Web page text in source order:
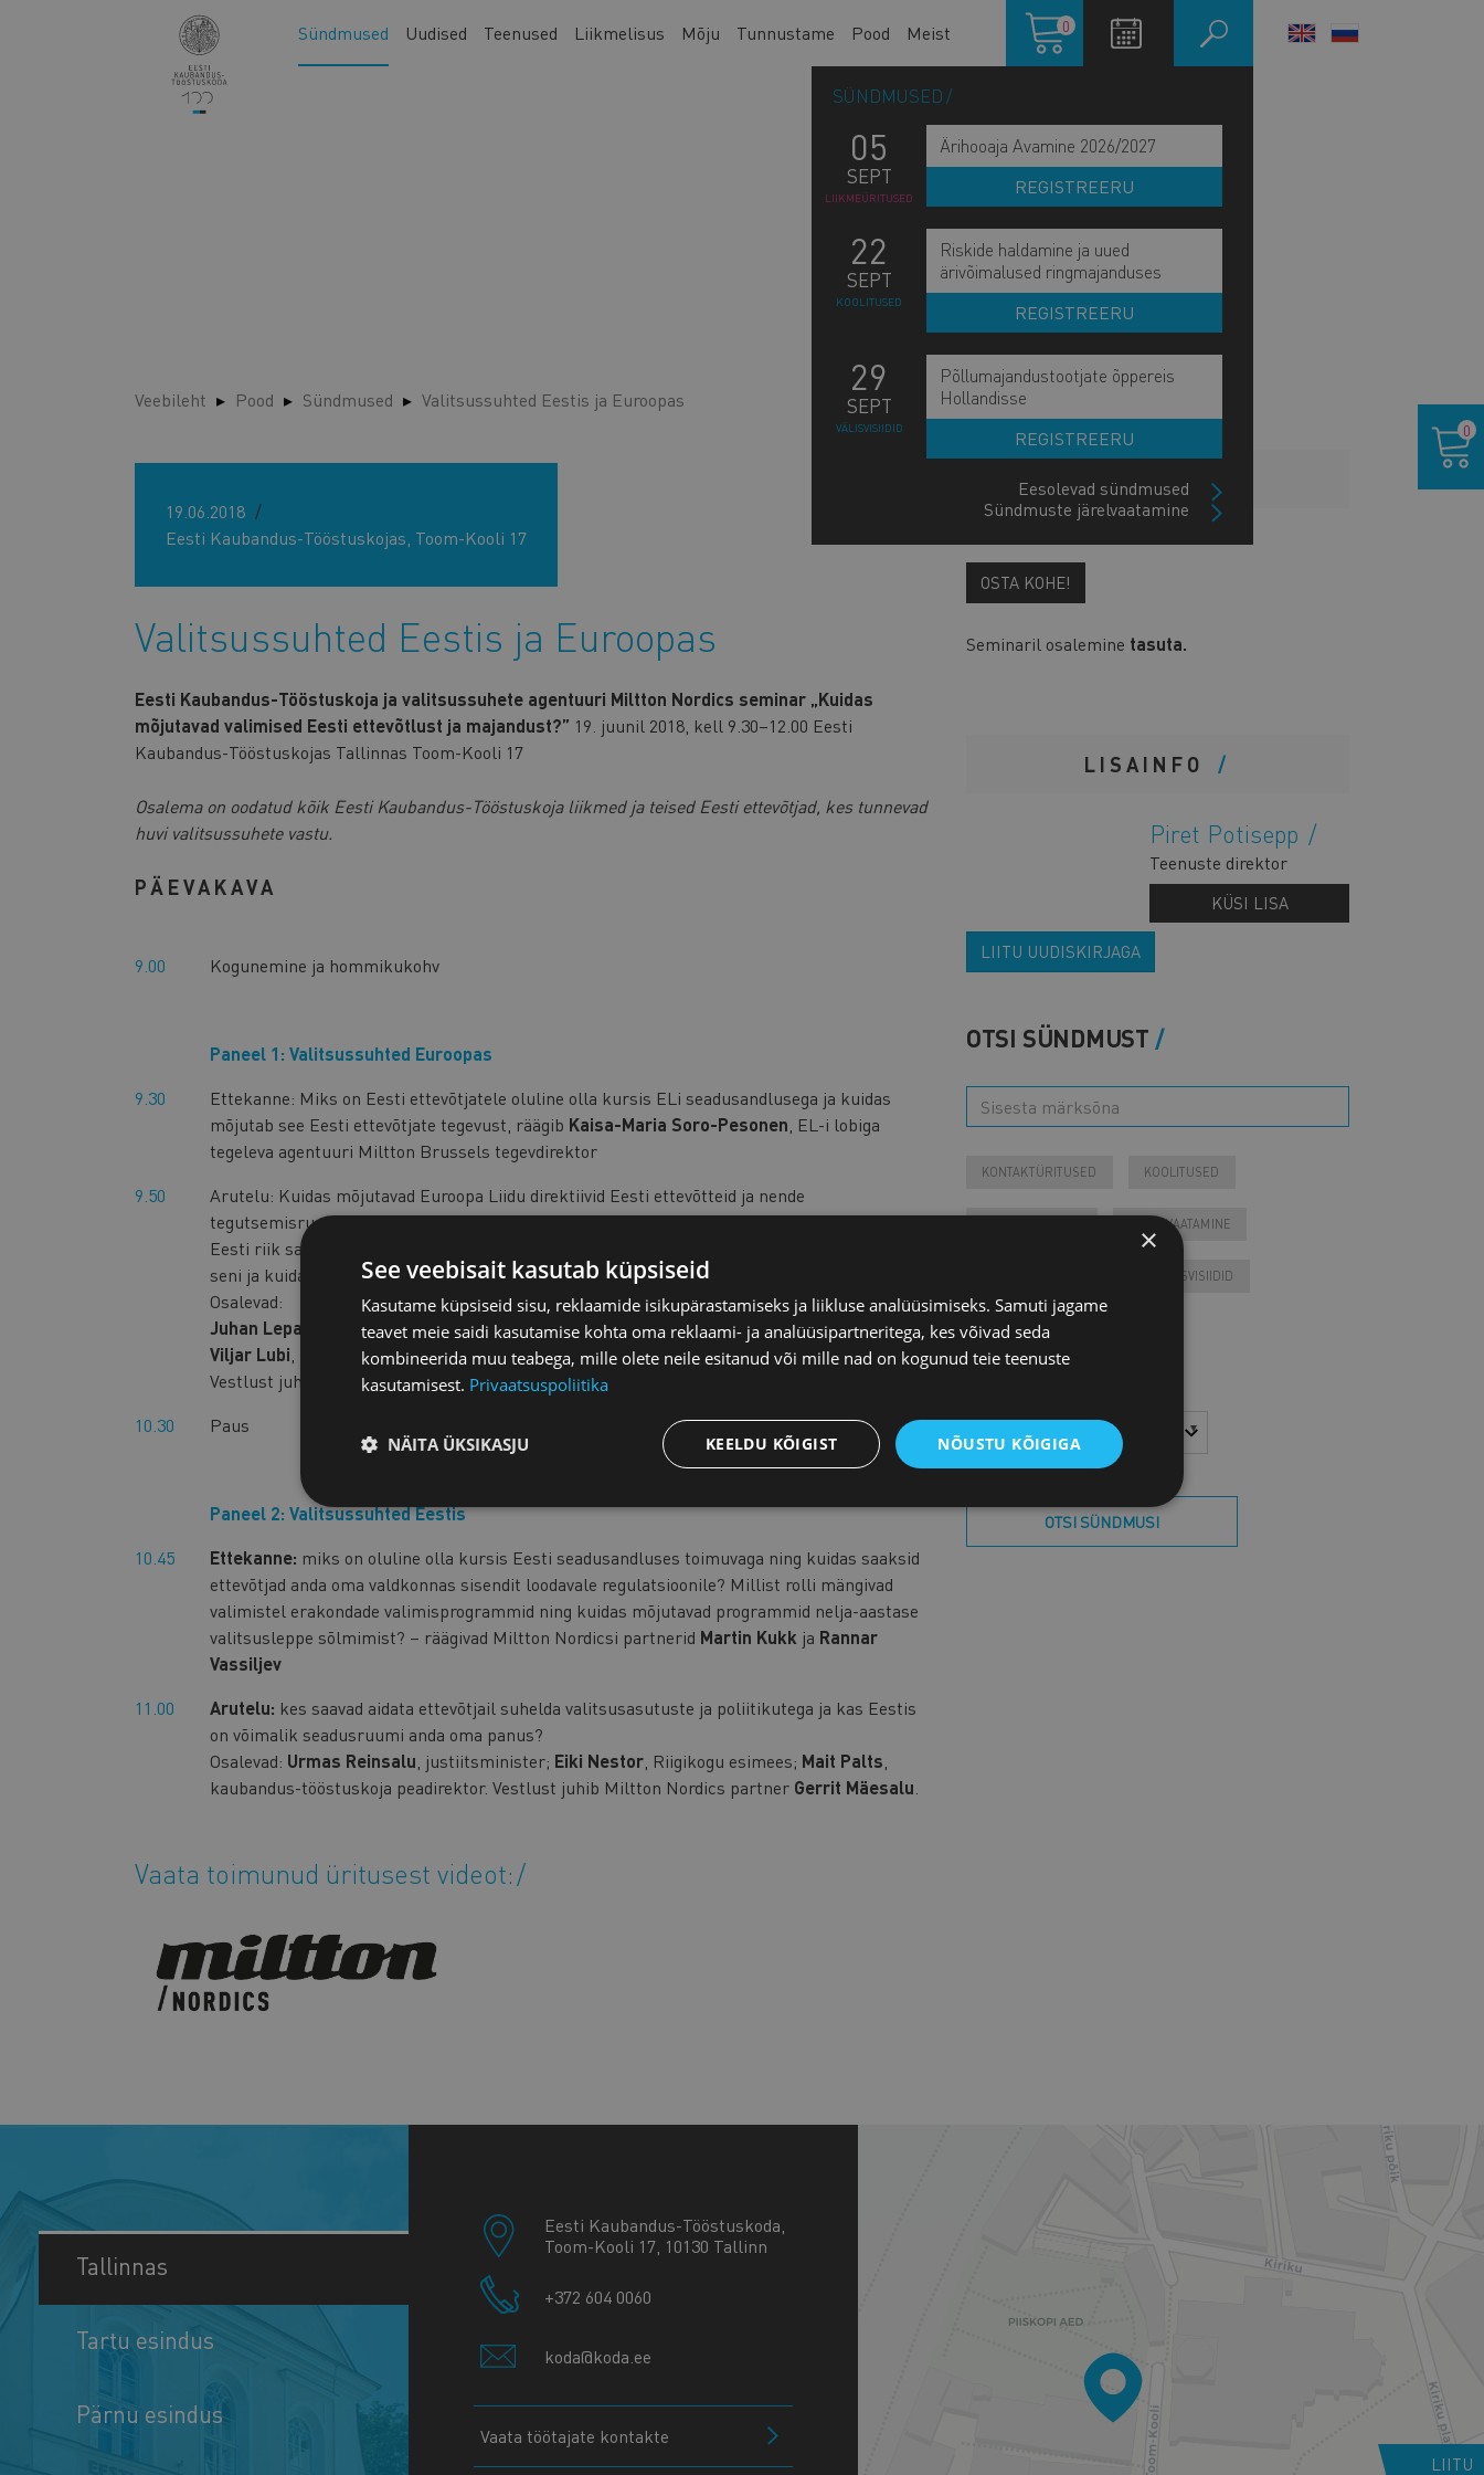
Main
navigation
Sündmused Uudised Teenused Liikmelisus Mõju Tunnustame Pood Meist
Ostukorv
0
SÜNDMUSED
05
SEPT
LIIKMEÜRITUSED
Ärihooaja Avamine 2026/2027
REGISTREERU
22
SEPT
KOOLITUSED
Riskide haldamine ja uued
ärivõimalused ringmajanduses
REGISTREERU
29
SEPT
VÄLISVISIIDID
Põllumajandustootjate õppereis
Hollandisse
REGISTREERU
Eesolevad sündmused
Sündmuste järelvaatamine
LANGUAGE
Veebileht Pood Sündmused Valitsussuhted Eestis ja Euroopas
19.06.2018
Eesti Kaubandus-Tööstuskojas, Toom-Kooli 17
Valitsussuhted Eestis ja Euroopas
Eesti Kaubandus-Tööstuskoja ja valitsussuhete agentuuri Miltton Nordics seminar „Kuidas
mõjutavad valimised Eesti ettevõtlust ja majandust?” 19. juunil 2018, kell 9.30–12.00 Eesti
Kaubandus-Tööstuskojas Tallinnas Toom-Kooli 17
Osalema on oodatud kõik Eesti Kaubandus-Tööstuskoja liikmed ja teised Eesti ettevõtjad, kes tunnevad
huvi valitsussuhete vastu.
PÄEVAKAVA
9.00 Kogunemine ja hommikukohv
Paneel 1: Valitsussuhted Euroopas
9.30
Ettekanne: Miks on Eesti ettevõtjatele oluline olla kursis ELi seadusandlusega ja kuidas
mõjutab see Eesti ettevõtjate tegevust, räägib Kaisa-Maria Soro-Pesonen , EL-i lobiga
tegeleva agentuuri Miltton Brussels tegevdirektor
9.50
Arutelu: Kuidas mõjutavad Euroopa Liidu direktiivid Eesti ettevõtteid ja nende
tegutsemisruumi – kas Eesti ettevõtjail on võimalus nende loomisel kaasa rääkida? Kuidas
Eesti riik saab olla Eesti ettevõtjatele toeks välisturgudel uste avamisel? Mida on tehtud
seni ja kuidas saaks paremini?
Osalevad:
Juhan Lepassaar
, kes on Andrus Ansipi kabinetiülem Euroopa Komisjonis
Viljar Lubi , Majandus- ja kommunikatsiooniministeeriumi majandusarengu asekantsler
Vestlust juhib Miltton Nordics partnerRandel Länts
10.30
Paus
Paneel 2: Valitsussuhted Eestis
10.45
Ettekanne: miks on oluline olla kursis Eesti seadusandluses toimuvaga ning kuidas saaksid
ettevõtjad anda oma valdkonnas sisendit loodavale regulatsioonile? Millist rolli mängivad
valimistel erakondade valimisprogrammid ning kuidas mõjutavad programmid nelja-aastase
valitsusleppe sõlmimist? – räägivad Miltton Nordicsi partnerid Martin Kukk ja Rannar
Vassiljev
11.00
Arutelu: kes saavad aidata ettevõtjail suhelda valitsusasutuste ja poliitikutega ja kas Eestis
on võimalik seadusruumi anda oma panus?
Osalevad: Urmas Reinsalu , justiitsminister; Eiki Nestor , Riigikogu esimees; Mait Palts
kaubandus-tööstuskoja peadirektor. Vestlust juhib Miltton Nordics partner Gerrit Mäesalu
Vaata toimunud üritusest videot:
0
HINNAKIRI
OSTA KOHE!
Seminaril osalemine tasuta.
LISAINFO
Piret Potisepp
Teenuste direktor
KÜSI LISA
LIITU UUDISKIRJAGA
OTSI SÜNDMUST
KONTAKTÜRITUSED KOOLITUSED
JÄRELVAATAMINE
VÄLISVISIIDID
Tulevased sündmused
Otsi arhiivist
Aasta Kuu
OTSI SÜNDMUSI
Tallinnas
Tartu esindus
Pärnu esindus
Eesti Kaubandus-Tööstuskoda,
Toom-Kooli 17, 10130 Tallinn
+372 604 0060
koda@koda.ee
Vaata töötajate kontakte
LIITU
×
See veebisait kasutab küpsiseid
Kasutame küpsiseid sisu, reklaamide isikupärastamiseks ja liikluse analüüsimiseks. Samuti jagame
teavet meie saidi kasutamise kohta oma reklaami- ja analüüsipartneritega, kes võivad seda
kombineerida muu teabega, mille olete neile esitanud või mille nad on kogunud teie teenuste
kasutamisest. Privaatsuspoliitika
NÕUSTU KÕIGIGA
KEELDU KÕIGIST
NÄITA ÜKSIKASJU